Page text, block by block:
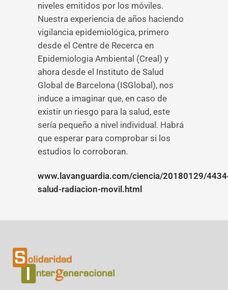
niveles emitidos por los móviles.
Nuestra experiencia de años haciendo
vigilancia epidemiológica, primero
desde el Centre de Recerca en
Epidemiologia Ambiental (Creal) y
ahora desde el Instituto de Salud
Global de Barcelona (ISGlobal), nos
induce a imaginar que, en caso de
existir un riesgo para la salud, este
sería pequeño a nivel individual. Habrá
que esperar para comprobar si los
estudios lo corroboran.
www.lavanguardia.com/ciencia/20180129/
salud-radiacion-movil.html